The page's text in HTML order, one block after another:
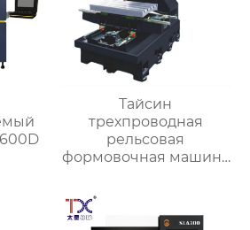
Тайсин
трехпроводная
рельсовая
формовочная машина